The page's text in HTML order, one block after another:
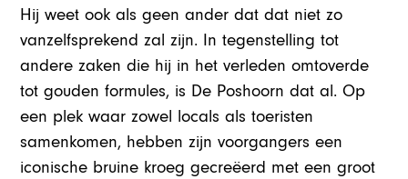
Hij weet ook als geen ander dat dat niet zo
vanzelfsprekend zal zijn. In tegenstelling tot
andere zaken die hij in het verleden omtoverde
tot gouden formules, is De Poshoorn dat al. Op
een plek waar zowel locals als toeristen
samenkomen, hebben zijn voorgangers een
iconische bruine kroeg gecreëerd met een groot